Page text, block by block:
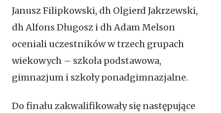
Janusz Filipkowski, dh Olgierd Jakrzewski,
dh Alfons Długosz i dh Adam Melson
oceniali uczestników w trzech grupach
wiekowych – szkoła podstawowa,
gimnazjum i szkoły ponadgimnazjalne.
Do finału zakwalifikowały się następujące